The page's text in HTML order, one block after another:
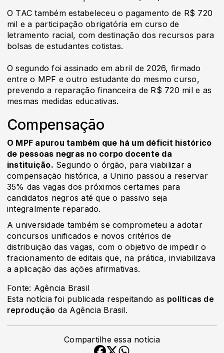
O TAC também estabeleceu o pagamento de R$ 720
mil e a participação obrigatória em curso de
letramento racial, com destinação dos recursos para
bolsas de estudantes cotistas.
O segundo foi assinado em abril de 2026, firmado
entre o MPF e outro estudante do mesmo curso,
prevendo a reparação financeira de R$ 720 mil e as
mesmas medidas educativas.
Compensação
O MPF apurou também que há um déficit histórico
de pessoas negras no corpo docente da
instituição. Segundo o órgão, para viabilizar a
compensação histórica, a Unirio passou a reservar
35% das vagas dos próximos certames para
candidatos negros até que o passivo seja
integralmente reparado.
A universidade também se comprometeu a adotar
concursos unificados e novos critérios de
distribuição das vagas, com o objetivo de impedir o
fracionamento de editais que, na prática, inviabilizava
a aplicação das ações afirmativas.
Fonte: Agência Brasil
Esta notícia foi publicada respeitando as políticas de
reprodução da Agência Brasil.
Compartilhe essa notícia